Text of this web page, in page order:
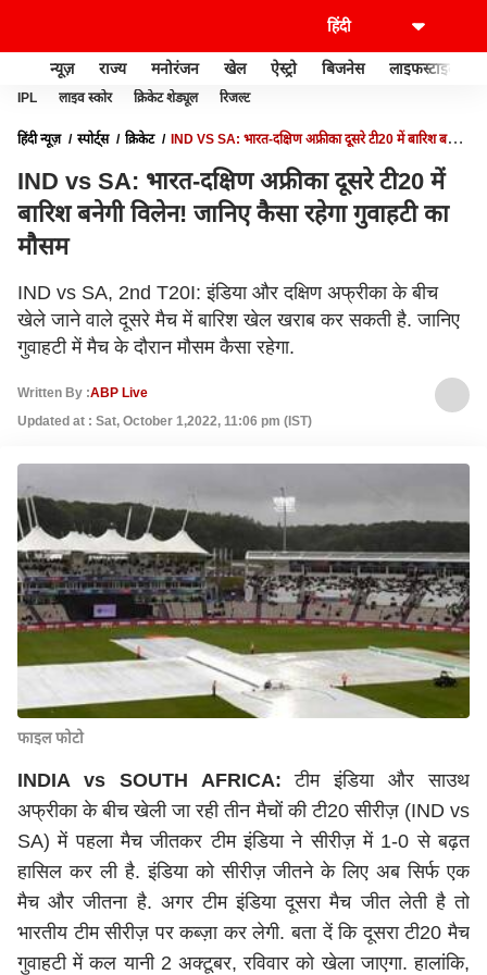
न्यूज़ राज्य मनोरंजन खेल ऐस्ट्रो बिजनेस लाइफस्टाइल
IPL लाइव स्कोर क्रिकेट शेड्यूल रिजल्ट
हिंदी न्यूज़ स्पोर्ट्स क्रिकेट
IND VS SA: भारत-दक्षिण अफ्रीका दूसरे टी20 में बारिश बनेगी
IND vs SA: भारत-दक्षिण अफ्रीका दूसरे टी20 में
बारिश बनेगी विलेन! जानिए कैसा रहेगा गुवाहटी का
मौसम
IND vs SA, 2nd T20I: इंडिया और दक्षिण अफ्रीका के बीच
खेले जाने वाले दूसरे मैच में बारिश खेल खराब कर सकती है. जानिए
गुवाहटी में मैच के दौरान मौसम कैसा रहेगा.
Written By :ABP Live
Updated at : Sat, October 1,2022, 11:06 pm (IST)
फाइल फोटो
INDIA vs SOUTH AFRICA: टीम इंडिया और साउथ
अफ्रीका के बीच खेली जा रही तीन मैचों की टी20 सीरीज़ (IND vs
SA) में पहला मैच जीतकर टीम इंडिया ने सीरीज़ में 1-0 से बढ़त
हासिल कर ली है. इंडिया को सीरीज़ जीतने के लिए अब सिर्फ एक
मैच और जीतना है. अगर टीम इंडिया दूसरा मैच जीत लेती है तो
भारतीय टीम सीरीज़ पर कब्ज़ा कर लेगी. बता दें कि दूसरा टी20 मैच
गुवाहटी में कल यानी 2 अक्टूबर, रविवार को खेला जाएगा. हालांकि,